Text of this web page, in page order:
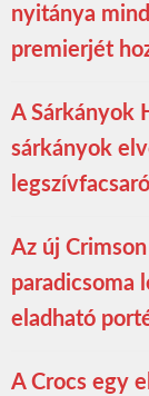
nyitánya
premierjét
A Sárkányok
sárkányok
Az új
paradicsoma
eladható
A Crocs egy